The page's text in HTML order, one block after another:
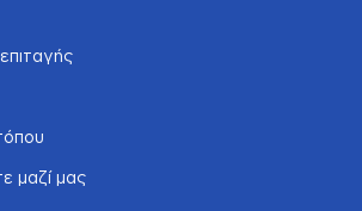
μαζί μας